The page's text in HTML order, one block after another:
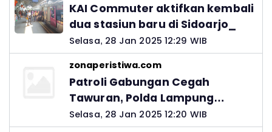
KAI Commuter aktifkan kembali
dua stasiun baru di Sidoarjo_
Selasa, 28 Jan 2025 12:29 WIB
zonaperistiwa.com
Patroli Gabungan Cegah
Tawuran, Polda Lampung
Ingatkan Peran Orang Tua
Selasa, 28 Jan 2025 12:20 WIB